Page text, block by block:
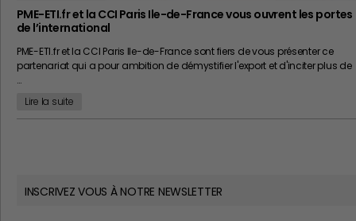
PME-ETI.fr et la CCI Paris Ile-de-France vous ouvrent les portes
de l’international
PME-ETI.fr et la CCI Paris Ile-de-France sont fiers de vous présenter ce
partenariat qui a pour ambition de démystifier l'export et d'inciter plus de
…
Lire la suite
INSCRIVEZ VOUS À NOTRE NEWSLETTER